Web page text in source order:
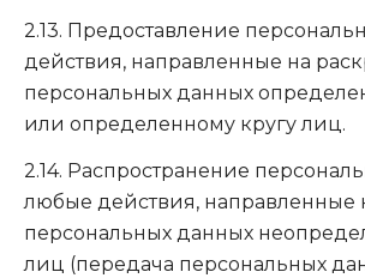
2.13. Предоставление
действия, направленные на
персональных данных
или определенному кругу лиц.
2.14. Распространение
любые действия, направленные
персональных данных
лиц (передача персональных